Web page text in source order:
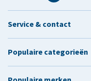
Service & contact
Populaire categorieën